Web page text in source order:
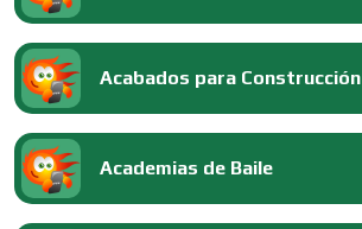
Acabados para Construcción
Academias de Baile